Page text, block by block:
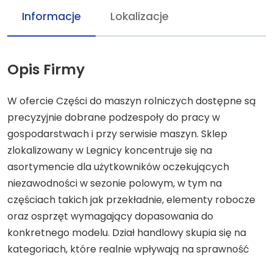
Informacje Lokalizacje
Opis Firmy
W ofercie Części do maszyn rolniczych dostępne są
precyzyjnie dobrane podzespoły do pracy w
gospodarstwach i przy serwisie maszyn. Sklep
zlokalizowany w Legnicy koncentruje się na
asortymencie dla użytkowników oczekujących
niezawodności w sezonie polowym, w tym na
częściach takich jak przekładnie, elementy robocze
oraz osprzęt wymagający dopasowania do
konkretnego modelu. Dział handlowy skupia się na
kategoriach, które realnie wpływają na sprawność